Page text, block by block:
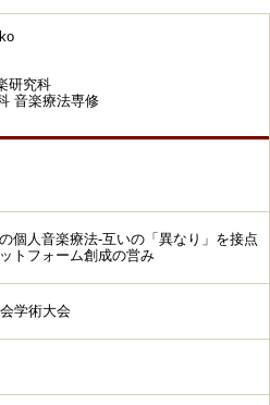
研究科
音楽療法専修
個人音楽療法-互いの「異なり」を接点
トフォーム創成の営み
学術大会